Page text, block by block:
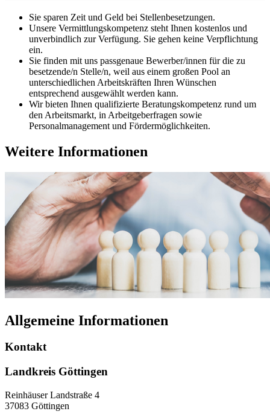
Sie sparen Zeit und Geld bei Stellenbesetzungen.
Unsere Vermittlungskompetenz steht Ihnen kostenlos und
unverbindlich zur Verfügung. Sie gehen keine Verpflichtung
ein.
Sie finden mit uns passgenaue Bewerber/innen für die zu
besetzende/n Stelle/n, weil aus einem großen Pool an
unterschiedlichen Arbeitskräften Ihren Wünschen
entsprechend ausgewählt werden kann.
Wir bieten Ihnen qualifizierte Beratungskompetenz rund um
den Arbeitsmarkt, in Arbeitgeberfragen sowie
Personalmanagement und Fördermöglichkeiten.
Weitere Informationen
Allgemeine Informationen
Kontakt
Landkreis Göttingen
Reinhäuser Landstraße 4
37083 Göttingen